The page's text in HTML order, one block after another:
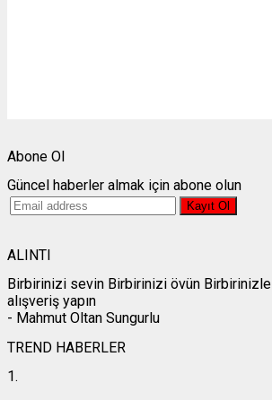
Abone Ol
Güncel haberler almak için abone olun
ALINTI
Birbirinizi sevin Birbirinizi övün Birbirinizle
alışveriş yapın
- Mahmut Oltan Sungurlu
TREND HABERLER
1.